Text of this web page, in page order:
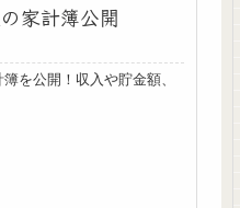
の家計簿公開
を公開！収入や貯金額、